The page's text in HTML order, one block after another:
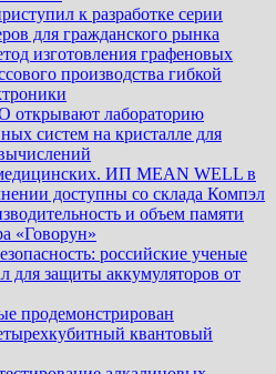
к разработке серии
для гражданского рынка
изготовления графеновых
производства гибкой
лабораторию
систем на кристалле для
ИП MEAN WELL в
доступны со склада Компэл
и объем памяти
«Говорун»
российские ученые
для защиты аккумуляторов от
продемонстрирован
квантовый